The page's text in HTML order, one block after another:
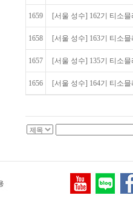
1659 [서울 성수] 162기 티소
1658 [서울 성수] 163기 티소
1657 [서울 성수] 135기 티소
1656 [서울 성수] 164기 티소